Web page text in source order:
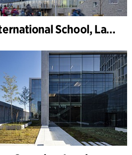
Copenhagen International School, Landschaft